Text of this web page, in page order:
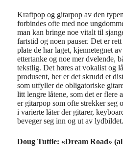
Kraftpop og gitarpop av den
forbindes ofte med noe
man kan bringe noe vitalt til
fartstid og noen pauser. Det er
plate de har laget, kjennetegnet
ettertanke og noe mer dvelende,
tekstlig. Det høres at vokalist og
produsent, her er det skrudd et
som utfyller de obligatoriske
litt lengre låtene, som det er flere
er gitarpop som ofte strekker seg
i varierte låter der gitarer,
beveger seg inn og ut av
Doug Tuttle: «Dream Road»